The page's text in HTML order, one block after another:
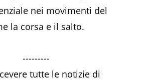
nei movimenti del
la corsa e il salto.
---------
tutte le notizie di